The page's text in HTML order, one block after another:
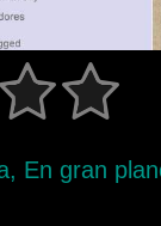
En gran